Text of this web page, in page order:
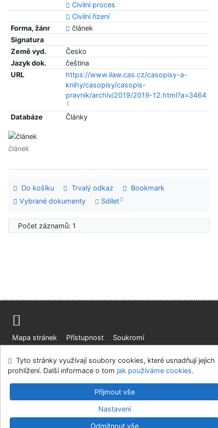
Civilní proces
Civilní řízení
Forma, žánr
článek
Signatura
Země vyd.
Česko
Jazyk dok.
čeština
URL
https://www.ilaw.cas.cz/casopisy-a-
knihy/casopisy/casopis-
pravnik/archiv/2019/2019-12.html?a=3464
Databáze Články
článek
Do košíku Trvalý odkaz
Bookmark
Vybrané dokumenty
Sdílet
Počet záznamů: 1
Mapa stránek Přístupnost
Soukromí
Ústavní soud, IČO: 48513687, se sídlem Joštova 625/8,
660 83 Brno
©1993-2026IPACv.4.8.63a-Cosmotron Bohemia, s.r.o.
Tyto stránky využívají soubory cookies, které usnadňují jejich
prohlížení. Další informace o tom jak používáme cookies.
Přijmout vše
Nastavení
Odmítnout vše